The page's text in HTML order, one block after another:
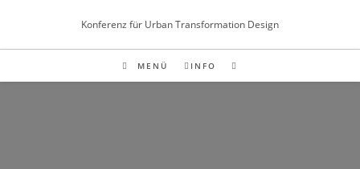
springen
Konferenz für Urban Transformation Design
MENÜ INFO